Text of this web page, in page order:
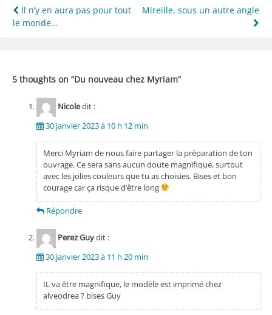
Navigation
de
Il n’y en aura pas pour tout
le monde…
Mireille, sous un autre angle
5 thoughts on “Du nouveau chez Myriam”
Nicoledit :
30 janvier 2023 à 10 h 12 min
Merci Myriam de nous faire partager la préparation de ton
ouvrage. Ce sera sans aucun doute magnifique, surtout
avec les jolies couleurs que tu as choisies. Bises et bon
courage car ça risque d’être long
Répondre
Perez Guydit :
30 janvier 2023 à 11 h 20 min
IL va être magnifique, le modèle est imprimé chez
alveodrea ? bises Guy